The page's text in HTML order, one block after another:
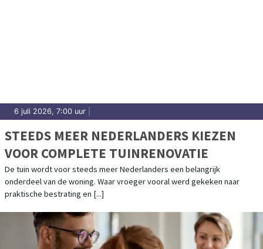
6 juli 2026, 7:00 uur
STEEDS MEER NEDERLANDERS KIEZEN
VOOR COMPLETE TUINRENOVATIE
De tuin wordt voor steeds meer Nederlanders een belangrijk
onderdeel van de woning. Waar vroeger vooral werd gekeken naar
praktische bestrating en [...]